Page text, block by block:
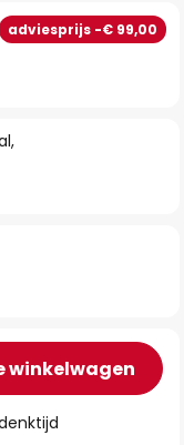
adviesprijs -€ 99,00
winkelwagen